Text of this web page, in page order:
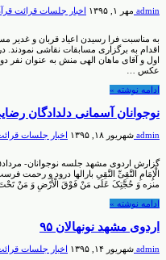
admin مهر ۱, ۱۳۹۵ اخبار جلسات قرائت
اقدام به برگزاری مسابقات نقاشی نمودند.
اول و آقای ماهان الهی منش به عنوان نفر
عکس …
ادامه نوشته »
نوجوانان آسمانی دلدادگان
admin شهریور ۱۸, ۱۳۹۵ اخبار جلسات
الْإِمَامِ التَّقِیِّ النَّقِیِ‏ بارالها درود و رحمت
منزه وَ حُجَّتِکَ عَلَى مَنْ فَوْقَ الْأَرْضِ وَ مَنْ تَحْتَ
ادامه نوشته »
اردوی مشهد نونهالان ۹۵
admin شهریور ۱۴, ۱۳۹۵ اخبار جلسات